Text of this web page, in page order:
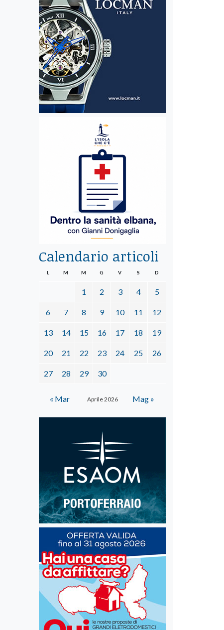
Calendario articoli
Aprile 2026
L M M G V S D
1 2 3 4 5
6 7 8 9 10 11 12
13 14 15 16 17 18 19
20 21 22 23 24 25 26
27 28 29 30
« Mar Mag »